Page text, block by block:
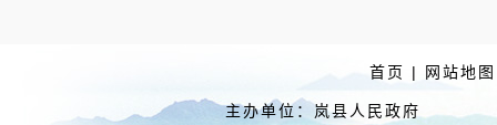
首页 | 网站地图
主办单位：岚县人民政府